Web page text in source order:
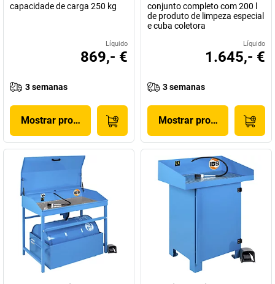
capacidade de carga 250 kg
Líquido
869,- €
3 semanas
Mostrar produto
conjunto completo com 200 l
de produto de limpeza especial
e cuba coletora
Líquido
1.645,- €
3 semanas
Mostrar produto